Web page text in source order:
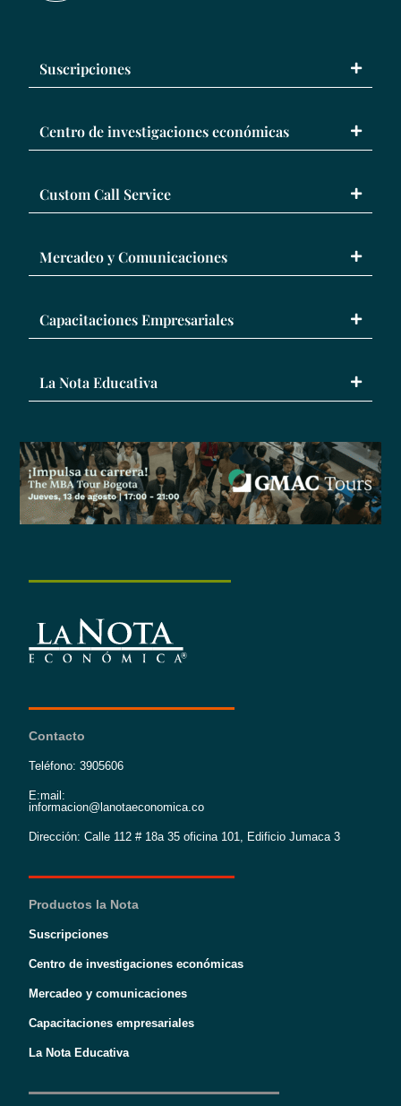
Suscripciones
Centro de investigaciones económicas
Custom Call Service
Mercadeo y Comunicaciones
Capacitaciones Empresariales
La Nota Educativa
Contacto
Teléfono: 3905606
E:mail:
informacion@lanotaeconomica.co
Dirección: Calle 112 # 18a 35 oficina 101, Edificio Jumaca 3
Productos la Nota
Suscripciones
Centro de investigaciones económicas
Mercadeo y comunicaciones
Capacitaciones empresariales
La Nota Educativa